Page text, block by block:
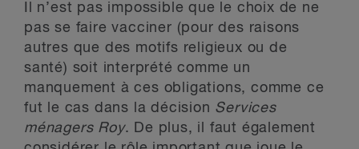
Il n’est pas impossible que le choix de ne
pas se faire vacciner (pour des raisons
autres que des motifs religieux ou de
santé) soit interprété comme un
manquement à ces obligations, comme ce
fut le cas dans la décision Services
ménagers Roy. De plus, il faut également